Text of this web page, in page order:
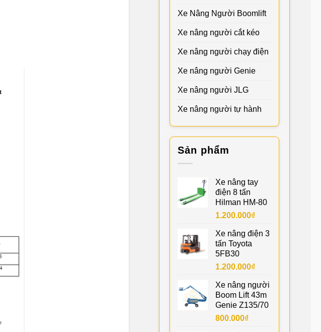
Xe Nâng Người Boomlift
Xe nâng người cắt kéo
Xe nâng người chạy điện
Xe nâng người Genie
Xe nâng người JLG
Xe nâng người tự hành
Sản phẩm
Xe nâng tay
điện 8 tấn
Hilman HM-80
1.200.000₫
Xe nâng điện 3
tấn Toyota
5FB30
1.200.000₫
Xe nâng người
Boom Lift 43m
Genie Z135/70
800.000₫